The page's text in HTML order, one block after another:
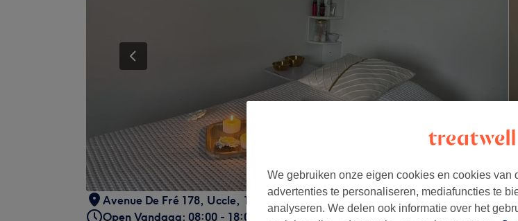
Avenue De Fré 178, Uccle, 1180
Open Vandaag: 08:00 - 18:00
We gebruiken onze eigen cookies en cookies van
advertenties te personaliseren, mediafuncties te
analyseren. We delen ook informatie over het